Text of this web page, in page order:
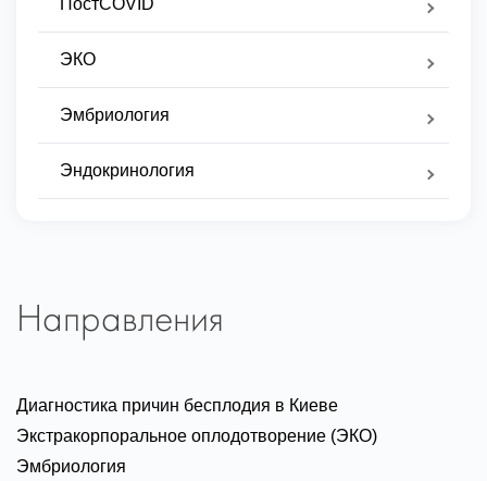
ПостCOVID
ЭКО
Эмбриология
Эндокринология
Направления
Диагностика причин бесплодия в Киеве
Экстракорпоральное оплодотворение (ЭКО)
Эмбриология